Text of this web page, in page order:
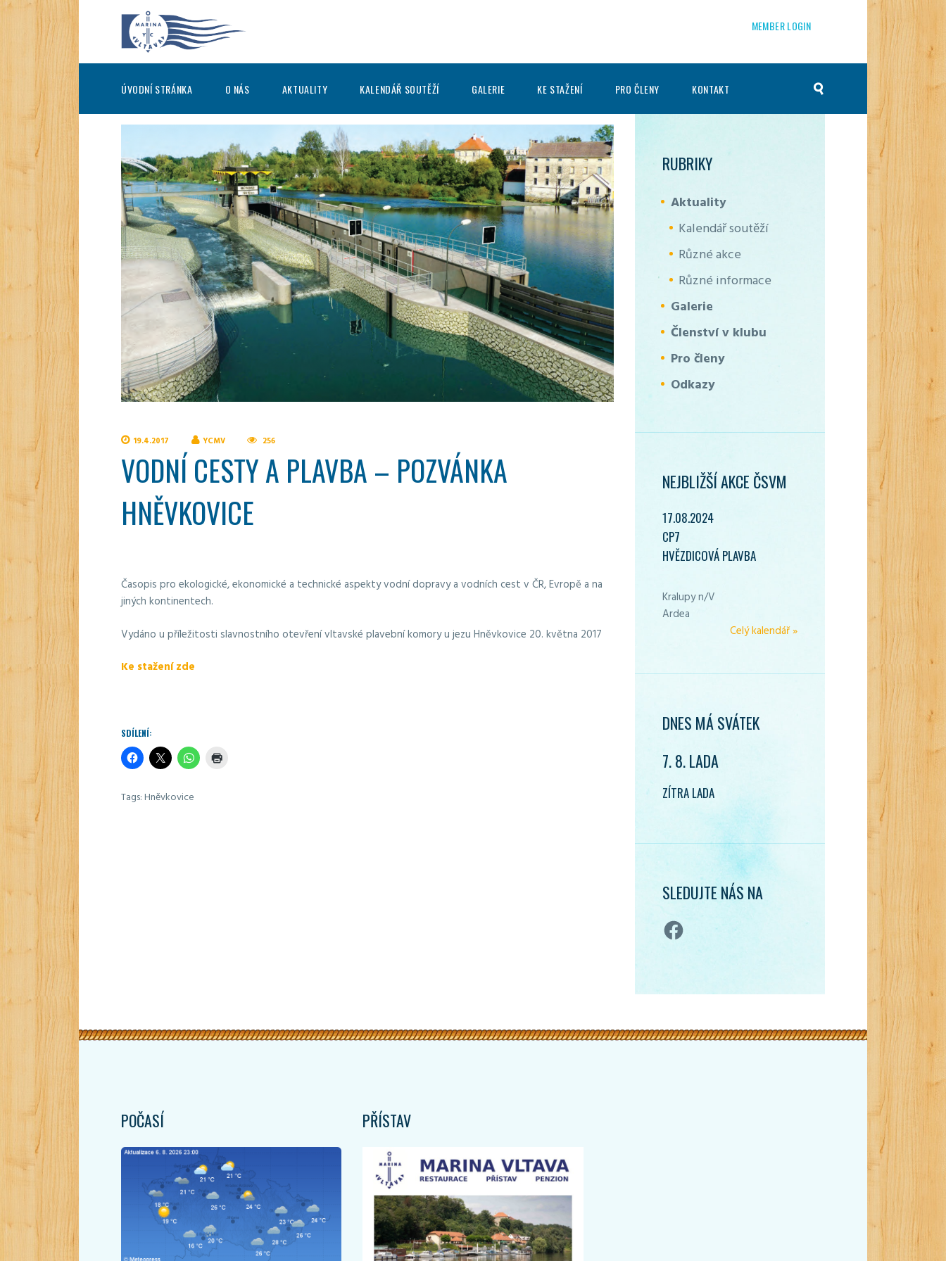
MEMBER LOGIN
ÚVODNÍ STRÁNKA O NÁS AKTUALITY KALENDÁŘ SOUTĚŽÍ GALERIE KE STAŽENÍ PRO ČLENY KONTAKT
19.4.2017 YCMV 256
VODNÍ CESTY A PLAVBA – POZVÁNKA
HNĚVKOVICE
Časopis pro ekologické, ekonomické a technické aspekty vodní dopravy a vodních cest v ČR, Evropě a na
jiných kontinentech.
Vydáno u příležitosti slavnostního otevření vltavské plavební komory u jezu Hněvkovice 20. května 2017
Ke stažení zde
SDÍLENÍ:
Tags:Hněvkovice
RUBRIKY
Aktuality
Kalendář soutěží
Různé akce
Různé informace
Galerie
Členství v klubu
Pro členy
Odkazy
NEJBLIŽŠÍ AKCE ČSVM
17.08.2024
CP7
HVĚZDICOVÁ PLAVBA
Kralupy n/V
Ardea
Celý kalendář »
DNES MÁ SVÁTEK
7. 8. LADA
ZÍTRA LADA
SLEDUJTE NÁS NA
Facebook
POČASÍ PŘÍSTAV